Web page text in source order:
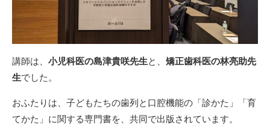
講師は、 小児科医の島津貴咲先生と、 矯正歯科医の林亮助先
生でした。
おふたりは、子どもたちの歯列と口腔機能の「診かた」「育
てかた」に関する専門書を、共同で出版されています。